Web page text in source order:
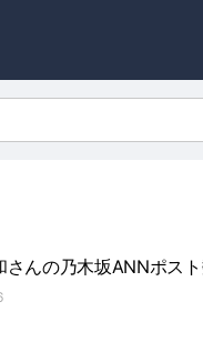
さんの乃木坂ANNポス